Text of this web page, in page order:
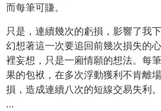
而每筆可賺。
只是，連續幾次的虧損，影響了我
幻想著這一次要追回前幾次損失的
裡妄想，只是一廂情願的想法。每
果的包袱，在多次浮動獲利不肯離
損，造成連續八次的短線交易失利。
…